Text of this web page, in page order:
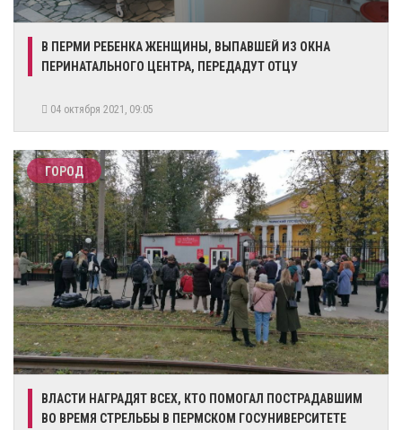
В ПЕРМИ РЕБЕНКА ЖЕНЩИНЫ, ВЫПАВШЕЙ ИЗ ОКНА
ПЕРИНАТАЛЬНОГО ЦЕНТРА, ПЕРЕДАДУТ ОТЦУ
04 октября 2021, 09:05
ГОРОД
ВЛАСТИ НАГРАДЯТ ВСЕХ, КТО ПОМОГАЛ ПОСТРАДАВШИМ
ВО ВРЕМЯ СТРЕЛЬБЫ В ПЕРМСКОМ ГОСУНИВЕРСИТЕТЕ